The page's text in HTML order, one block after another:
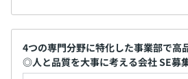
4つの専門分野に特化した事業部で高
◎人と品質を大事に考える会社 SE募